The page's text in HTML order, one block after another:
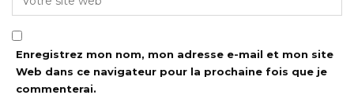
Enregistrez mon nom, mon adresse e-mail et mon site
Web dans ce navigateur pour la prochaine fois que je
commenterai.